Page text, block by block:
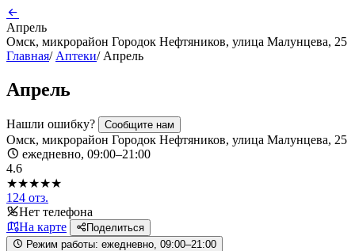
Апрель
Омск, микрорайон Городок Нефтяников, улица Малунцева, 25
Главная/ Аптеки/ Апрель
Апрель
Нашли ошибку? Сообщите нам
Омск, микрорайон Городок Нефтяников, улица Малунцева, 25
ежедневно, 09:00–21:00
4.6
★★★★★
124 отз.
Нет телефона
На карте
Поделиться
Режим работы: ежедневно, 09:00–21:00